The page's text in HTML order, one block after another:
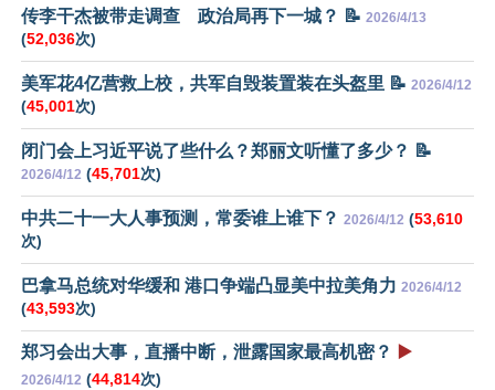
传李干杰被带走调查 政治局再下一城？ 📝 2026/4/13
(52,036次)
美军花4亿营救上校，共军自毁装置装在头盔里 📝 2026/4/12
(45,001次)
闭门会上习近平说了些什么？郑丽文听懂了多少？ 📝
2026/4/12 (45,701次)
中共二十一大人事预测，常委谁上谁下？ 2026/4/12 (53,610
次)
巴拿马总统对华缓和 港口争端凸显美中拉美角力 2026/4/12
(43,593次)
郑习会出大事，直播中断，泄露国家最高机密？ ▶️
2026/4/12 (44,814次)